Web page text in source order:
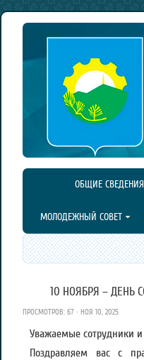
ОБЩИЕ СВЕДЕНИЯ
МОЛОДЕЖНЫЙ СОВЕТ
10 НОЯБРЯ – ДЕНЬ
ПРОСМОТРОВ: 67 · НОЯ 10, 2025
Уважаемые сотрудники
Поздравляем вас с